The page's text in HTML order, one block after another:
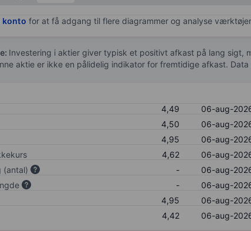
konto for at få adgang til flere diagrammer og analyse
Investering i aktier giver typisk et positivt afkast på lang sigt,
aktie er ikke en pålidelig indikator for fremtidige afkast.
4,49
06-aug-
4,50
06-aug-
4,95
06-aug-
4,62
06-aug-
(antal)
-
06-aug-
-
06-aug-
4,95
06-aug-
4,42 06-aug-